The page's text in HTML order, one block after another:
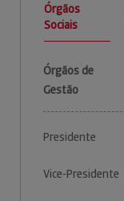
Órgãos
Sociais
Órgãos de
Gestão
Presidente
Vice-Presidente